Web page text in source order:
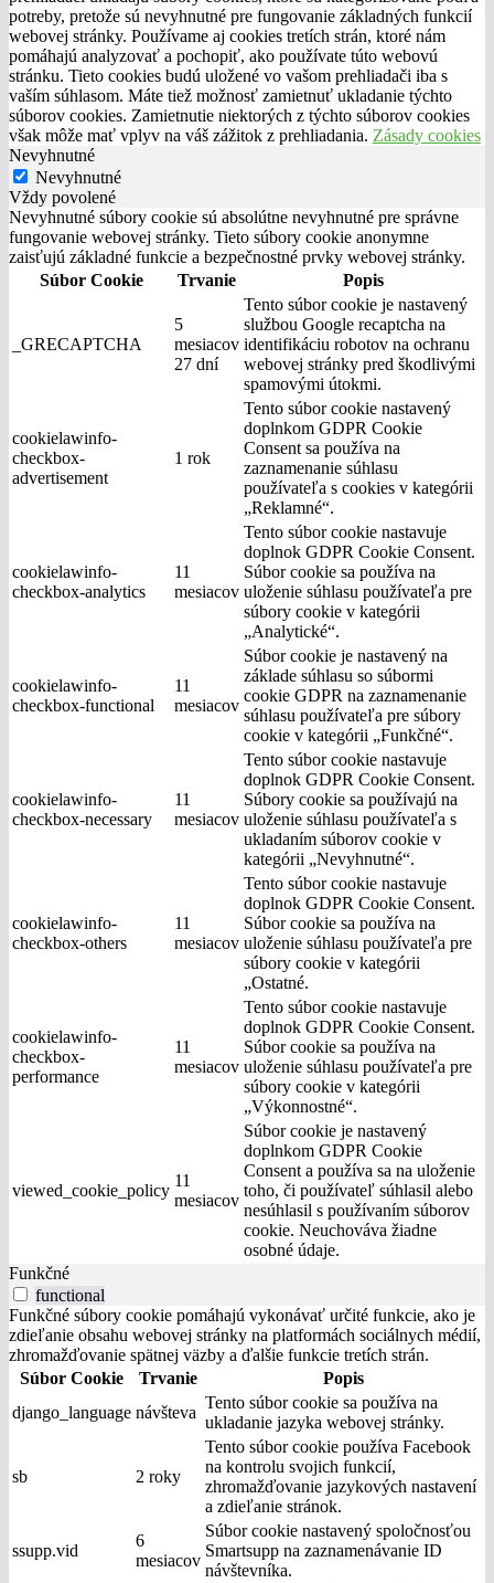
potreby, pretože sú nevyhnutné pre fungovanie základných funkcií
webovej stránky. Používame aj cookies tretích strán, ktoré nám
pomáhajú analyzovať a pochopiť, ako používate túto webovú
stránku. Tieto cookies budú uložené vo vašom prehliadači iba s
vaším súhlasom. Máte tiež možnosť zamietnuť ukladanie týchto
súborov cookies. Zamietnutie niektorých z týchto súborov cookies
však môže mať vplyv na váš zážitok z prehliadania. Zásady cookies
Nevyhnutné
Nevyhnutné
Vždy povolené
Nevyhnutné súbory cookie sú absolútne nevyhnutné pre správne
fungovanie webovej stránky. Tieto súbory cookie anonymne
zaisťujú základné funkcie a bezpečnostné prvky webovej stránky.
Súbor Cookie
Trvanie Popis
_GRECAPTCHA
5
mesiacov
27 dní
Tento súbor cookie je nastavený
službou Google recaptcha na
identifikáciu robotov na ochranu
webovej stránky pred škodlivými
spamovými útokmi.
cookielawinfo-
checkbox-
advertisement
1 rok
Tento súbor cookie nastavený
doplnkom GDPR Cookie
Consent sa používa na
zaznamenanie súhlasu
používateľa s cookies v kategórii
„Reklamné“.
cookielawinfo-
checkbox-analytics
11
mesiacov
Tento súbor cookie nastavuje
doplnok GDPR Cookie Consent.
Súbor cookie sa používa na
uloženie súhlasu používateľa pre
súbory cookie v kategórii
„Analytické“.
cookielawinfo-
checkbox-functional
11
mesiacov
Súbor cookie je nastavený na
základe súhlasu so súbormi
cookie GDPR na zaznamenanie
súhlasu používateľa pre súbory
cookie v kategórii „Funkčné“.
cookielawinfo-
checkbox-necessary
11
mesiacov
Tento súbor cookie nastavuje
doplnok GDPR Cookie Consent.
Súbory cookie sa používajú na
uloženie súhlasu používateľa s
ukladaním súborov cookie v
kategórii „Nevyhnutné“.
cookielawinfo-
checkbox-others
11
mesiacov
Tento súbor cookie nastavuje
doplnok GDPR Cookie Consent.
Súbor cookie sa používa na
uloženie súhlasu používateľa pre
súbory cookie v kategórii
„Ostatné.
cookielawinfo-
checkbox-
performance
11
mesiacov
Tento súbor cookie nastavuje
doplnok GDPR Cookie Consent.
Súbor cookie sa používa na
uloženie súhlasu používateľa pre
súbory cookie v kategórii
„Výkonnostné“.
viewed_cookie_policy
11
mesiacov
Súbor cookie je nastavený
doplnkom GDPR Cookie
Consent a používa sa na uloženie
toho, či používateľ súhlasil alebo
nesúhlasil s používaním súborov
cookie. Neuchováva žiadne
osobné údaje.
Funkčné
functional
Funkčné súbory cookie pomáhajú vykonávať určité funkcie, ako je
zdieľanie obsahu webovej stránky na platformách sociálnych médií,
zhromažďovanie spätnej väzby a ďalšie funkcie tretích strán.
Súbor Cookie
Trvanie
Popis
django_language návšteva
Tento súbor cookie sa používa na
ukladanie jazyka webovej stránky.
sb 2 roky
Tento súbor cookie používa Facebook
na kontrolu svojich funkcií,
zhromažďovanie jazykových nastavení
a zdieľanie stránok.
ssupp.vid
6
mesiacov
Súbor cookie nastavený spoločnosťou
Smartsupp na zaznamenávanie ID
návštevníka.